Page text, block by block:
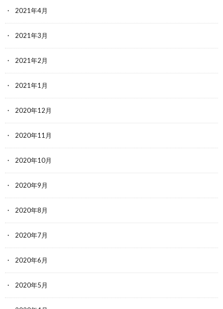
2021年4月
2021年3月
2021年2月
2021年1月
2020年12月
2020年11月
2020年10月
2020年9月
2020年8月
2020年7月
2020年6月
2020年5月